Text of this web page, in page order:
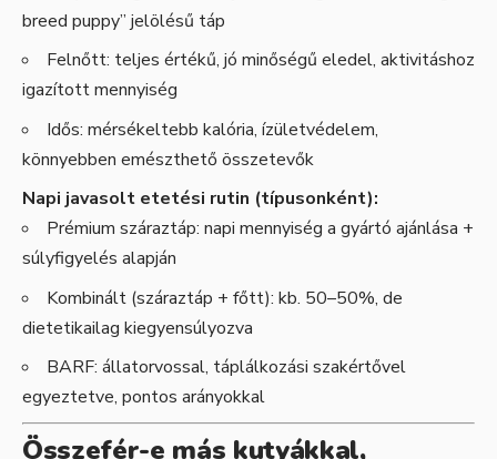
breed puppy” jelölésű táp
Felnőtt: teljes értékű, jó minőségű eledel, aktivitáshoz
igazított mennyiség
Idős: mérsékeltebb kalória, ízületvédelem,
könnyebben emészthető összetevők
Napi javasolt etetési rutin (típusonként):
Prémium száraztáp: napi mennyiség a gyártó ajánlása +
súlyfigyelés alapján
Kombinált (száraztáp + főtt): kb. 50–50%, de
dietetikailag kiegyensúlyozva
BARF: állatorvossal, táplálkozási szakértővel
egyeztetve, pontos arányokkal
Összefér-e más kutyákkal,